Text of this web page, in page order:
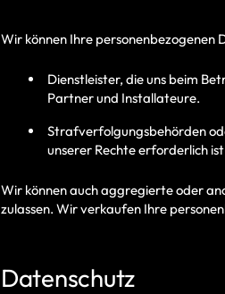
Wir können Ihre
Dienstleister, die uns beim
Partner und Installateure.
Strafverfolgungsbehörden
unserer Rechte erforderlich ist
Wir können auch aggregierte oder
zulassen. Wir verkaufen Ihre
Datenschutz